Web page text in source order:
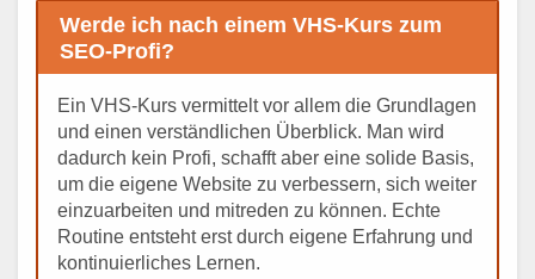
Werde ich nach einem VHS-Kurs zum
SEO-Profi?
Ein VHS-Kurs vermittelt vor allem die Grundlagen
und einen verständlichen Überblick. Man wird
dadurch kein Profi, schafft aber eine solide Basis,
um die eigene Website zu verbessern, sich weiter
einzuarbeiten und mitreden zu können. Echte
Routine entsteht erst durch eigene Erfahrung und
kontinuierliches Lernen.